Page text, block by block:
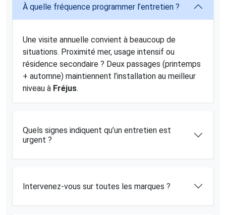
À quelle fréquence programmer l’entretien ?
Une visite annuelle convient à beaucoup de
situations. Proximité mer, usage intensif ou
résidence secondaire ? Deux passages (printemps
+ automne) maintiennent l’installation au meilleur
niveau à Fréjus.
Quels signes indiquent qu’un entretien est
urgent ?
Intervenez-vous sur toutes les marques ?